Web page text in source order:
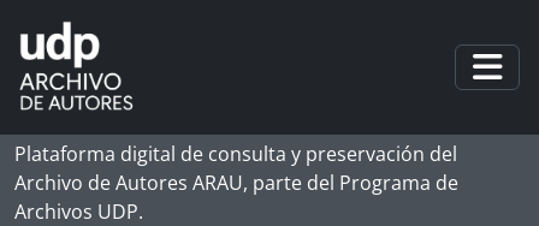
Skip to main content
Plataforma digital de consulta y preservación del
Archivo de Autores ARAU, parte del Programa de
Archivos UDP.